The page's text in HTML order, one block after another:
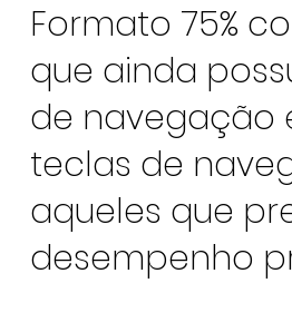
Formato 75%
que ainda
de navegação
teclas de
aqueles que
desempenho